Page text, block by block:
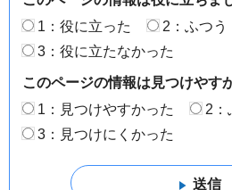
1：役に立った
2：ふつう
3：役に立たなかった
このページの情報は見つけやす
1：見つけやすかった
2：
3：見つけにくかった